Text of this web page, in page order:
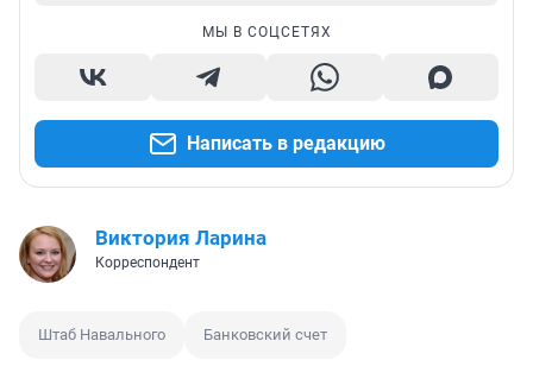
МЫ В СОЦСЕТЯХ
Написать в редакцию
Виктория Ларина
Корреспондент
Штаб Навального Банковский счет